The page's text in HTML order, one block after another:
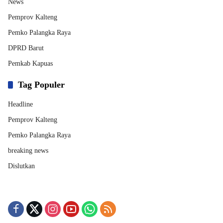
News
Pemprov Kalteng
Pemko Palangka Raya
DPRD Barut
Pemkab Kapuas
Tag Populer
Headline
Pemprov Kalteng
Pemko Palangka Raya
breaking news
Dislutkan